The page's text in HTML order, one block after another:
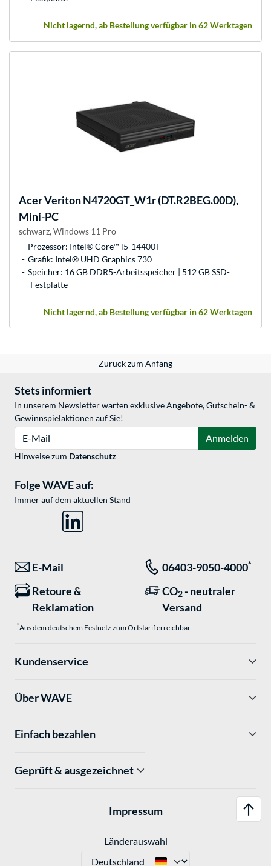
Nicht lagernd, ab Bestellung verfügbar in 62 Werktagen
AcerVeriton N4720GT_W1r (DT.R2BEG.00D),
Mini-PC
schwarz, Windows 11 Pro
Prozessor: Intel® Core™ i5-14400T
Grafik: Intel® UHD Graphics 730
Speicher: 16 GB DDR5-Arbeitsspeicher | 512 GB SSD-
Festplatte
Nicht lagernd, ab Bestellung verfügbar in 62 Werktagen
Zurück zum Anfang
Stets informiert
In unserem Newsletter warten exklusive Angebote, Gutschein- &
Gewinnspielaktionen auf Sie!
Anmelden
Hinweise zum Datenschutz
Folge WAVE auf:
Immer auf dem aktuellen Stand
E-Mail 06403-9050-4000*
Retoure &
Reklamation
CO2 - neutraler
Versand
*Aus dem deutschem Festnetz zum Ortstarif erreichbar.
Kundenservice
Über WAVE
Einfach bezahlen
Geprüft & ausgezeichnet
Impressum
Länderauswahl